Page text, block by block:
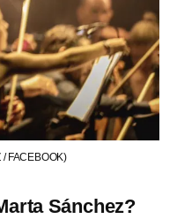
FACEBOOK)
Sánchez?